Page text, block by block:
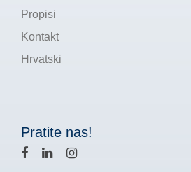
Propisi
Kontakt
Hrvatski
Pratite nas!